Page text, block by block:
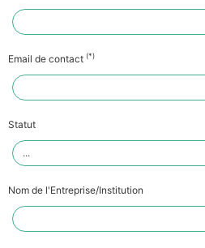
Email de contact (*)
Statut
Nom de l'Entreprise/Institution